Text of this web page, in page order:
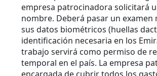
empresa patrocinadora solicitará
nombre. Deberá pasar un examen
sus datos biométricos (huellas
identificación necesaria en los
trabajo servirá como permiso de
temporal en el país. La empresa